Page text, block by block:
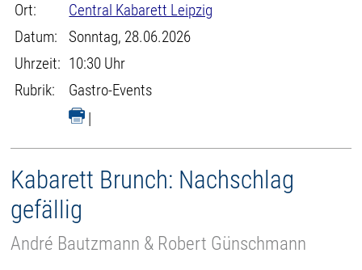
Ort:
Central Kabarett Leipzig
Datum:
Sonntag, 28.06.2026
Uhrzeit: 10:30 Uhr
Rubrik:
Gastro-Events
|
Kabarett Brunch: Nachschlag
gefällig
André Bautzmann & Robert Günschmann